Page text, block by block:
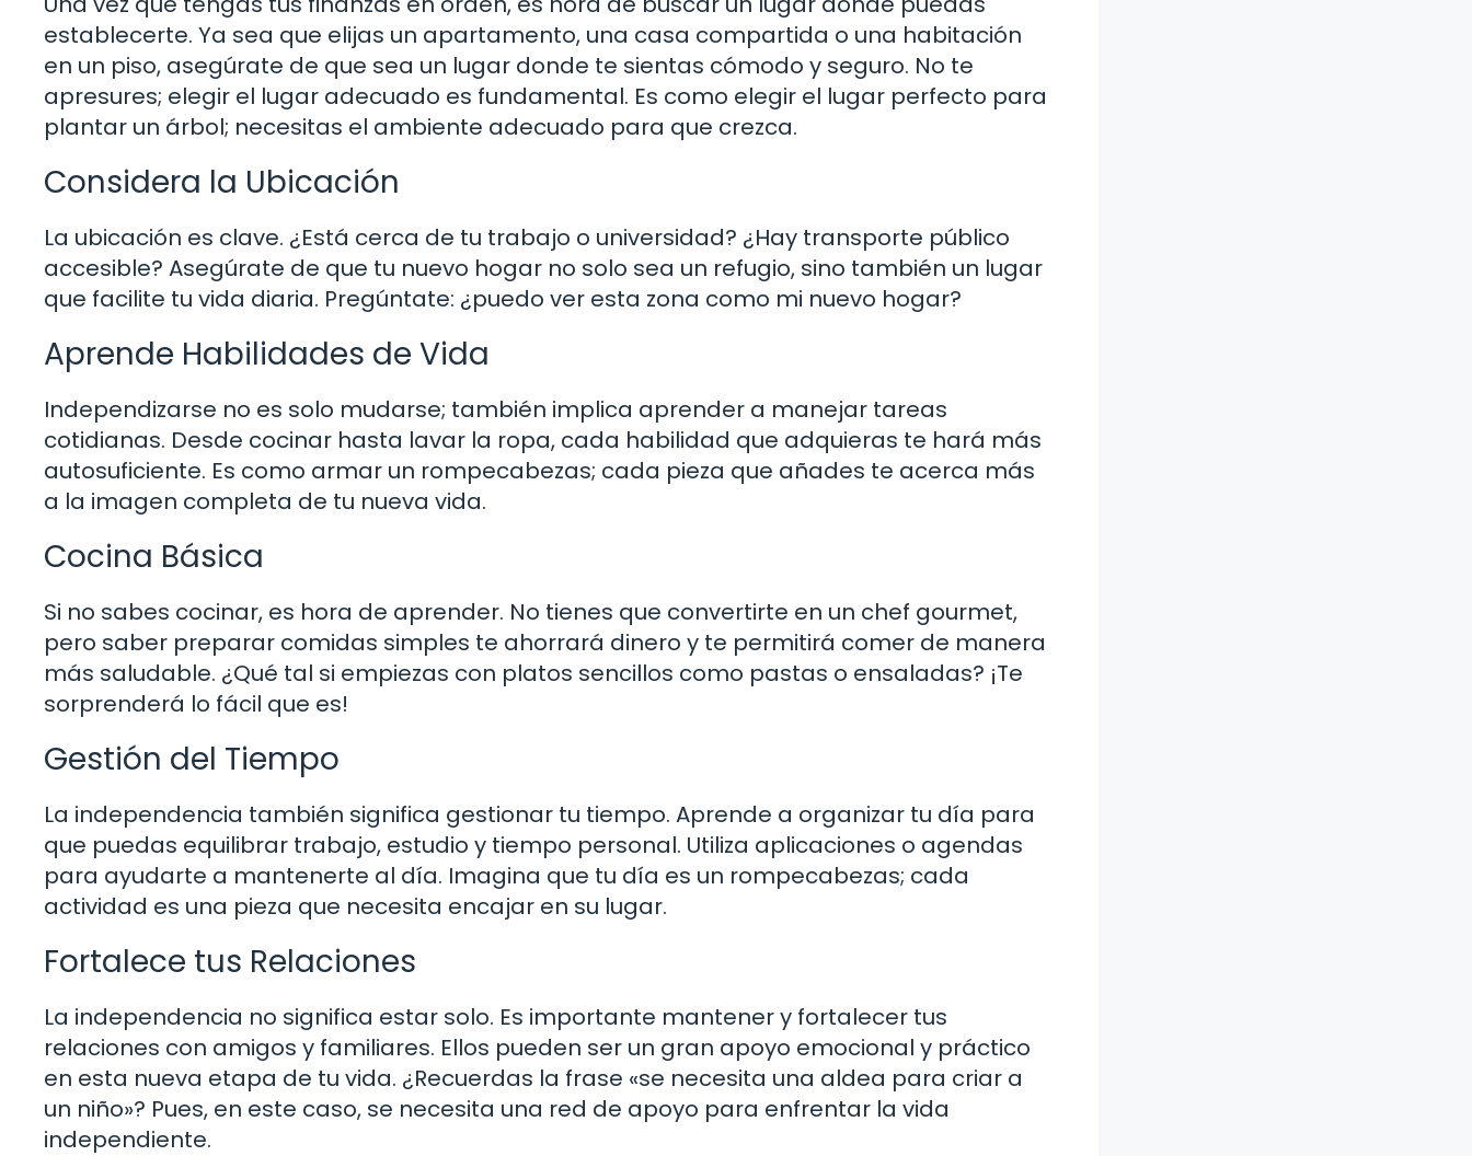
establecerte. Ya sea que elijas un apartamento, una casa compartida o una habitación
en un piso, asegúrate de que sea un lugar donde te sientas cómodo y seguro. No te
apresures; elegir el lugar adecuado es fundamental. Es como elegir el lugar perfecto para
plantar un árbol; necesitas el ambiente adecuado para que crezca.
Considera la Ubicación
La ubicación es clave. ¿Está cerca de tu trabajo o universidad? ¿Hay transporte público
accesible? Asegúrate de que tu nuevo hogar no solo sea un refugio, sino también un lugar
que facilite tu vida diaria. Pregúntate: ¿puedo ver esta zona como mi nuevo hogar?
Aprende Habilidades de Vida
Independizarse no es solo mudarse; también implica aprender a manejar tareas
cotidianas. Desde cocinar hasta lavar la ropa, cada habilidad que adquieras te hará más
autosuficiente. Es como armar un rompecabezas; cada pieza que añades te acerca más
a la imagen completa de tu nueva vida.
Cocina Básica
Si no sabes cocinar, es hora de aprender. No tienes que convertirte en un chef gourmet,
pero saber preparar comidas simples te ahorrará dinero y te permitirá comer de manera
más saludable. ¿Qué tal si empiezas con platos sencillos como pastas o ensaladas? ¡Te
sorprenderá lo fácil que es!
Gestión del Tiempo
La independencia también significa gestionar tu tiempo. Aprende a organizar tu día para
que puedas equilibrar trabajo, estudio y tiempo personal. Utiliza aplicaciones o agendas
para ayudarte a mantenerte al día. Imagina que tu día es un rompecabezas; cada
actividad es una pieza que necesita encajar en su lugar.
Fortalece tus Relaciones
La independencia no significa estar solo. Es importante mantener y fortalecer tus
relaciones con amigos y familiares. Ellos pueden ser un gran apoyo emocional y práctico
en esta nueva etapa de tu vida. ¿Recuerdas la frase «se necesita una aldea para criar a
un niño»? Pues, en este caso, se necesita una red de apoyo para enfrentar la vida
independiente.